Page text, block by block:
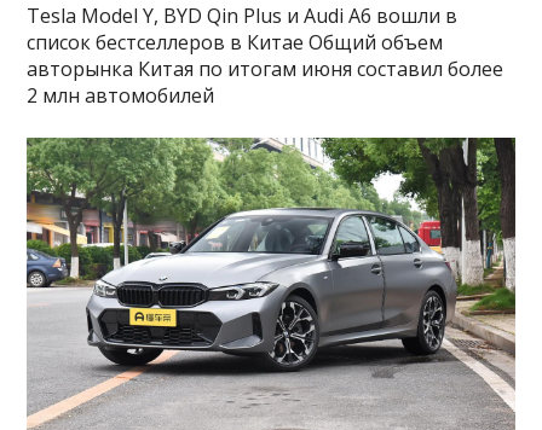
Tesla Model Y, BYD Qin Plus и Audi A6 вошли в
список бестселлеров в Китае Общий объем
авторынка Китая по итогам июня составил более
2 млн автомобилей